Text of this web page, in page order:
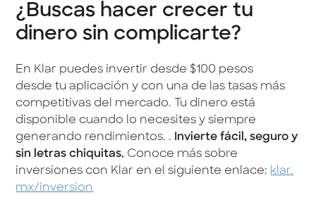
¿Buscas hacer crecer tu
dinero sin complicarte?
En Klar puedes invertir desde $100 pesos
desde tu aplicación y con una de las tasas más
competitivas del mercado. Tu dinero está
disponible cuando lo necesites y siempre
generando rendimientos. .
Invierte fácil, seguro y
sin letras chiquitas. Conoce más sobre
inversiones con Klar en el siguiente enlace: klar.
mx/inversion